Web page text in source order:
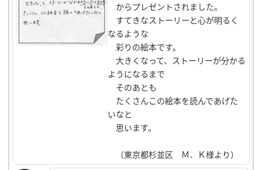
からプレゼントされました。
すてきなストーリーと心が明るく
なるような
彩りの絵本です。
大きくなって、ストーリーが分かる
ようになるまで
そのあとも
たくさんこの絵本を読んであげた
いなと
思います。
（東京都杉並区 Ｍ．Ｋ様より）